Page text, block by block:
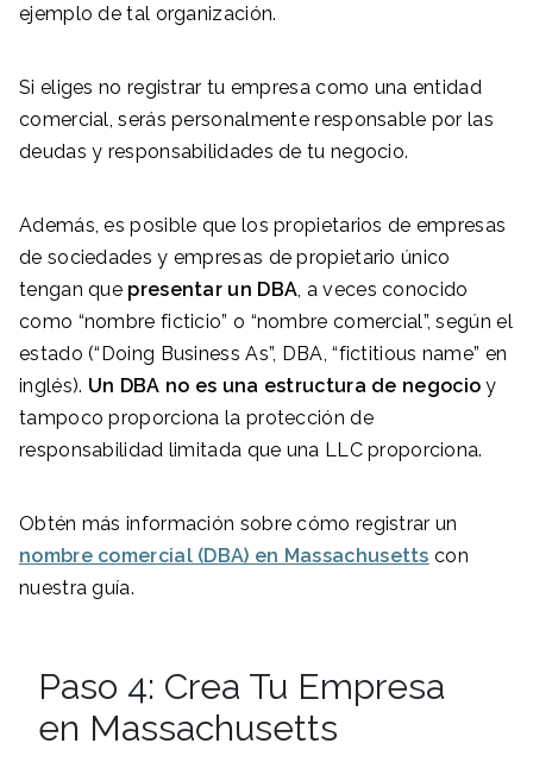
ejemplo de tal organización.
Si eliges no registrar tu empresa como una entidad
comercial, serás personalmente responsable por las
deudas y responsabilidades de tu negocio.
Además, es posible que los propietarios de empresas
de sociedades y empresas de propietario único
tengan que presentar un DBA , a veces conocido
como “nombre ficticio” o “nombre comercial”, según el
estado (“Doing Business As”, DBA, “fictitious name” en
inglés). Un DBA no es una estructura de negocio y
tampoco proporciona la protección de
responsabilidad limitada que una LLC proporciona.
Obtén más información sobre cómo registrar un
nombre comercial (DBA) en Massachusetts con
nuestra guía.
Paso 4: Crea Tu Empresa
en Massachusetts